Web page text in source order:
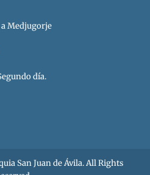
Medjugorje
día.
San Juan de Ávila. All Rights